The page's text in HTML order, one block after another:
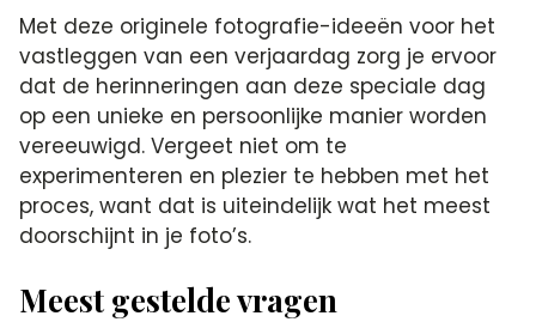
Met deze originele fotografie-ideeën voor het
vastleggen van een verjaardag zorg je ervoor
dat de herinneringen aan deze speciale dag
op een unieke en persoonlijke manier worden
vereeuwigd.​ Vergeet niet om te
experimenteren en plezier te hebben met het
proces, want dat is uiteindelijk wat het meest
doorschijnt in je foto’s.​
Meest gestelde vragen